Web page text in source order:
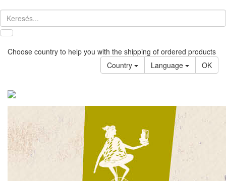
Choose country to help you with the shipping of ordered products
Country
Language OK